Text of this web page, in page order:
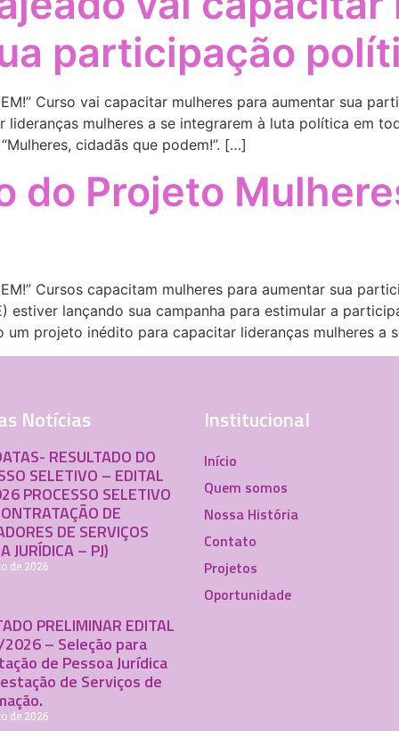
participação
Curso vai capacitar mulheres para aumentar sua
mulheres a se integrarem à luta política em
cidadãs que podem!”. […]
do Projeto
Cursos capacitam mulheres para aumentar sua
estiver lançando sua campanha para estimular a
um projeto inédito para capacitar lideranças mulheres a
Notícias
RESULTADO DO
SELETIVO – EDITAL
PROCESSO SELETIVO
DE
DE SERVIÇOS
JURÍDICA – PJ)
de 2026
PRELIMINAR EDITAL
– Seleção para
de Pessoa Jurídica
de Serviços de
de 2026
Institucional
Início
Quem somos
Nossa História
Contato
Projetos
Oportunidade